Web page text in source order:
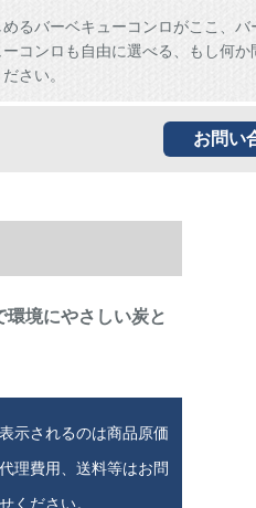
るバーベキューコンロがここ、バ
コンロも自由に選べる、もし何か
さい。
お問い
境にやさしい炭と
示されるのは商品原価
理費用、送料等はお問
ください。